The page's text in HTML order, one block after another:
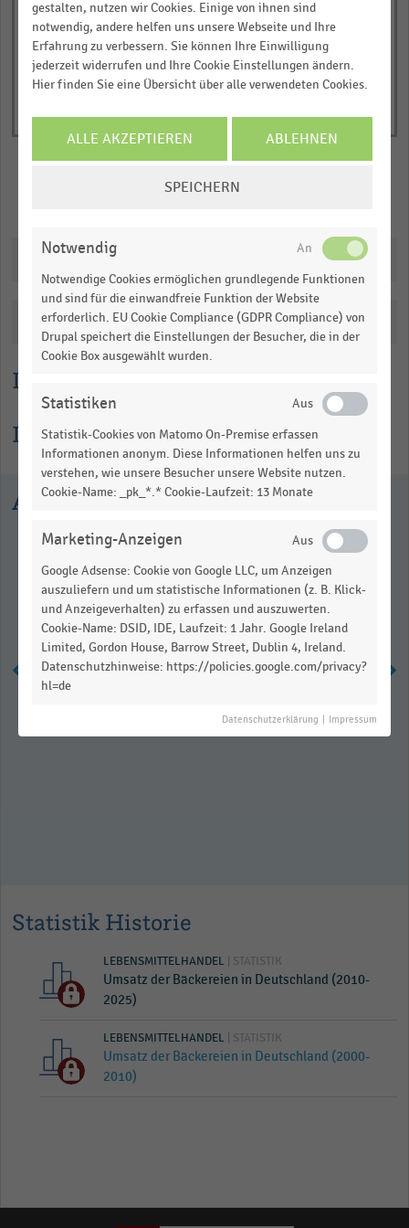
Lesehilfe
Informationen zur Statistik
axis
displaying
Nettoumsatz
in
Euro.
Range:
table.
interactive
chart
Katalogisierung
Ausgewählte Statistiken
Deutschland (2010-2025)
Statistik Historie
LEBENSMITTELHANDEL | STATISTIK
Umsatz der Bäckereien in Deutschland (2010-
2025)
LEBENSMITTELHANDEL | STATISTIK
Umsatz der Bäckereien in Deutschland (2000-
2010)
gestalten, nutzen wir Cookies. Einige von ihnen sind
notwendig, andere helfen uns unsere Webseite und Ihre
Erfahrung zu verbessern. Sie können Ihre Einwilligung
jederzeit widerrufen und Ihre Cookie Einstellungen ändern.
Hier finden Sie eine Übersicht über alle verwendeten Cookies.
ALLE AKZEPTIEREN ABLEHNEN
SPEICHERN
Notwendig
Notwendige Cookies ermöglichen grundlegende Funktionen
und sind für die einwandfreie Funktion der Website
erforderlich. EU Cookie Compliance (GDPR Compliance) von
Drupal speichert die Einstellungen der Besucher, die in der
Cookie Box ausgewählt wurden.
Statistiken
Statistik-Cookies von Matomo On-Premise erfassen
Informationen anonym. Diese Informationen helfen uns zu
verstehen, wie unsere Besucher unsere Website nutzen.
Cookie-Name: _pk_*.* Cookie-Laufzeit: 13 Monate
Marketing-Anzeigen
Google Adsense: Cookie von Google LLC, um Anzeigen
auszuliefern und um statistische Informationen (z. B. Klick-
und Anzeigeverhalten) zu erfassen und auszuwerten.
Cookie-Name: DSID, IDE, Laufzeit: 1 Jahr. Google Ireland
Limited, Gordon House, Barrow Street, Dublin 4, Ireland.
Datenschutzhinweise: https://policies.google.com/privacy?
hl=de
Datenschutzerklärung Impressum